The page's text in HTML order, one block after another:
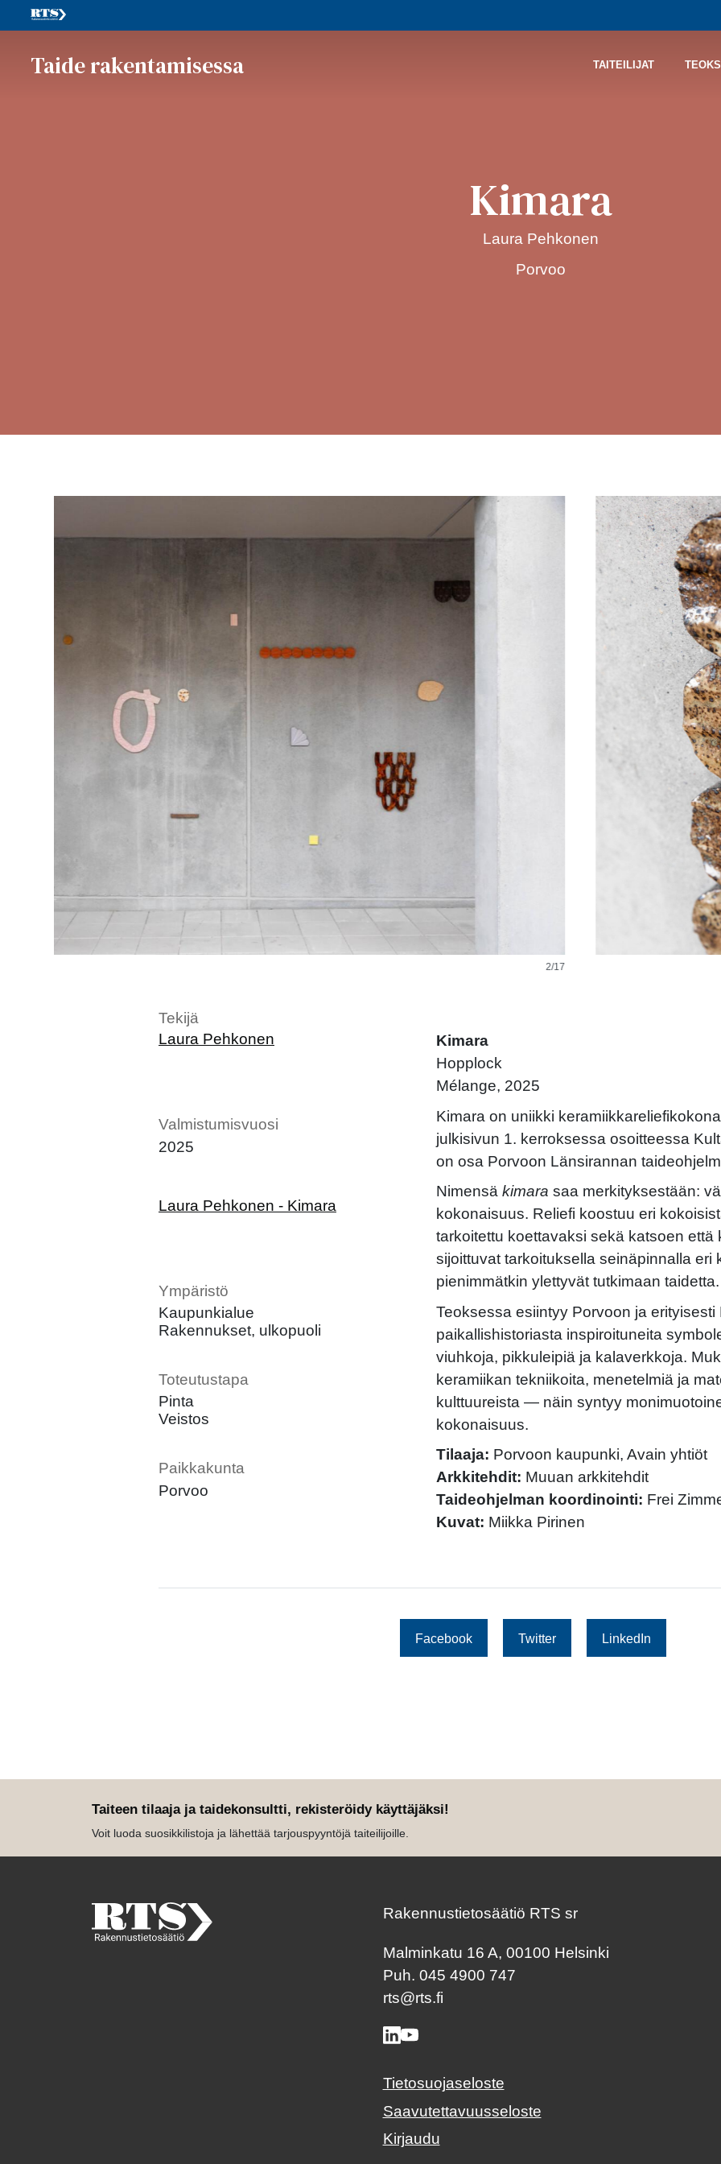
Taide rakentamisessa TAITEILIJAT
Kimara
Laura Pehkonen
Porvoo
Tekijä
Laura Pehkonen
Valmistumisvuosi
2025
Laura Pehkonen - Kimara
Ympäristö
Kaupunkialue
Rakennukset, ulkopuoli
Toteutustapa
Pinta
Veistos
Paikkakunta
Porvoo
Kimara
Hopplock
Mélange, 2025
Kimara on uniikki
julkisivun 1. kerroksessa osoitteessa
on osa Porvoon Länsirannan
Nimensä kimara saa merkityksestään:
kokonaisuus. Reliefi koostuu eri
tarkoitettu koettavaksi sekä katsoen
sijoittuvat tarkoituksella seinäpinnalla eri
pienimmätkin ylettyvät tutkimaan taidetta.
Teoksessa esiintyy Porvoon ja erityisesti
paikallishistoriasta inspiroituneita
viuhkoja, pikkuleipiä ja kalaverkkoja.
keramiikan tekniikoita, menetelmiä ja
kulttuureista — näin syntyy
kokonaisuus.
Tilaaja: Porvoon kaupunki, Avain yhtiöt
Arkkitehdit: Muuan arkkitehdit
Taideohjelman koordinointi: Frei
Kuvat: Miikka Pirinen
Facebook Twitter LinkedIn
Taiteen tilaaja ja taidekonsultti, rekisteröidy käyttäjäksi!
Voit luoda suosikkilistoja ja lähettää tarjouspyyntöjä taiteilijoille.
Rakennustietosäätiö RTS sr
Malminkatu 16 A, 00100 Helsinki
Puh. 045 4900 747
rts@rts.fi
Tietosuojaseloste
Saavutettavuusseloste
Kirjaudu